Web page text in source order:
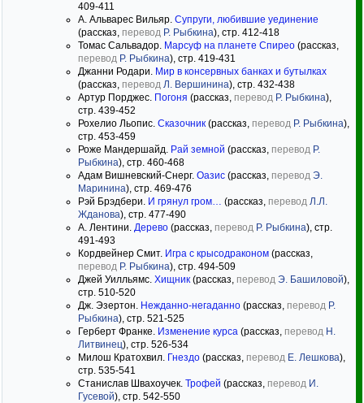
409-411
А. Альварес Вильяр. Супруги, любившие уединение
(рассказ, перевод Р. Рыбкина), стр. 412-418
Томас Сальвадор. Марсуф на планете Спирео (рассказ,
перевод Р. Рыбкина), стр. 419-431
Джанни Родари. Мир в консервных банках и бутылках
(рассказ, перевод Л. Вершинина), стр. 432-438
Артур Порджес. Погоня (рассказ, перевод Р. Рыбкина),
стр. 439-452
Рохелио Льопис. Сказочник (рассказ, перевод Р. Рыбкина),
стр. 453-459
Роже Мандершайд. Рай земной (рассказ, перевод Р.
Рыбкина), стр. 460-468
Адам Вишневский-Снерг. Оазис (рассказ, перевод Э.
Маринина), стр. 469-476
Рэй Брэдбери. И грянул гром… (рассказ, перевод Л.Л.
Жданова), стр. 477-490
А. Лентини. Дерево (рассказ, перевод Р. Рыбкина), стр.
491-493
Кордвейнер Смит. Игра с крысодраконом (рассказ,
перевод Р. Рыбкина), стр. 494-509
Джей Уилльямс. Хищник (рассказ, перевод Э. Башиловой),
стр. 510-520
Дж. Эзертон. Нежданно-негаданно (рассказ, перевод Р.
Рыбкина), стр. 521-525
Герберт Франке. Изменение курса (рассказ, перевод Н.
Литвинец), стр. 526-534
Милош Кратохвил. Гнездо (рассказ, перевод Е. Лешкова),
стр. 535-541
Станислав Швахоучек. Трофей (рассказ, перевод И.
Гусевой), стр. 542-550